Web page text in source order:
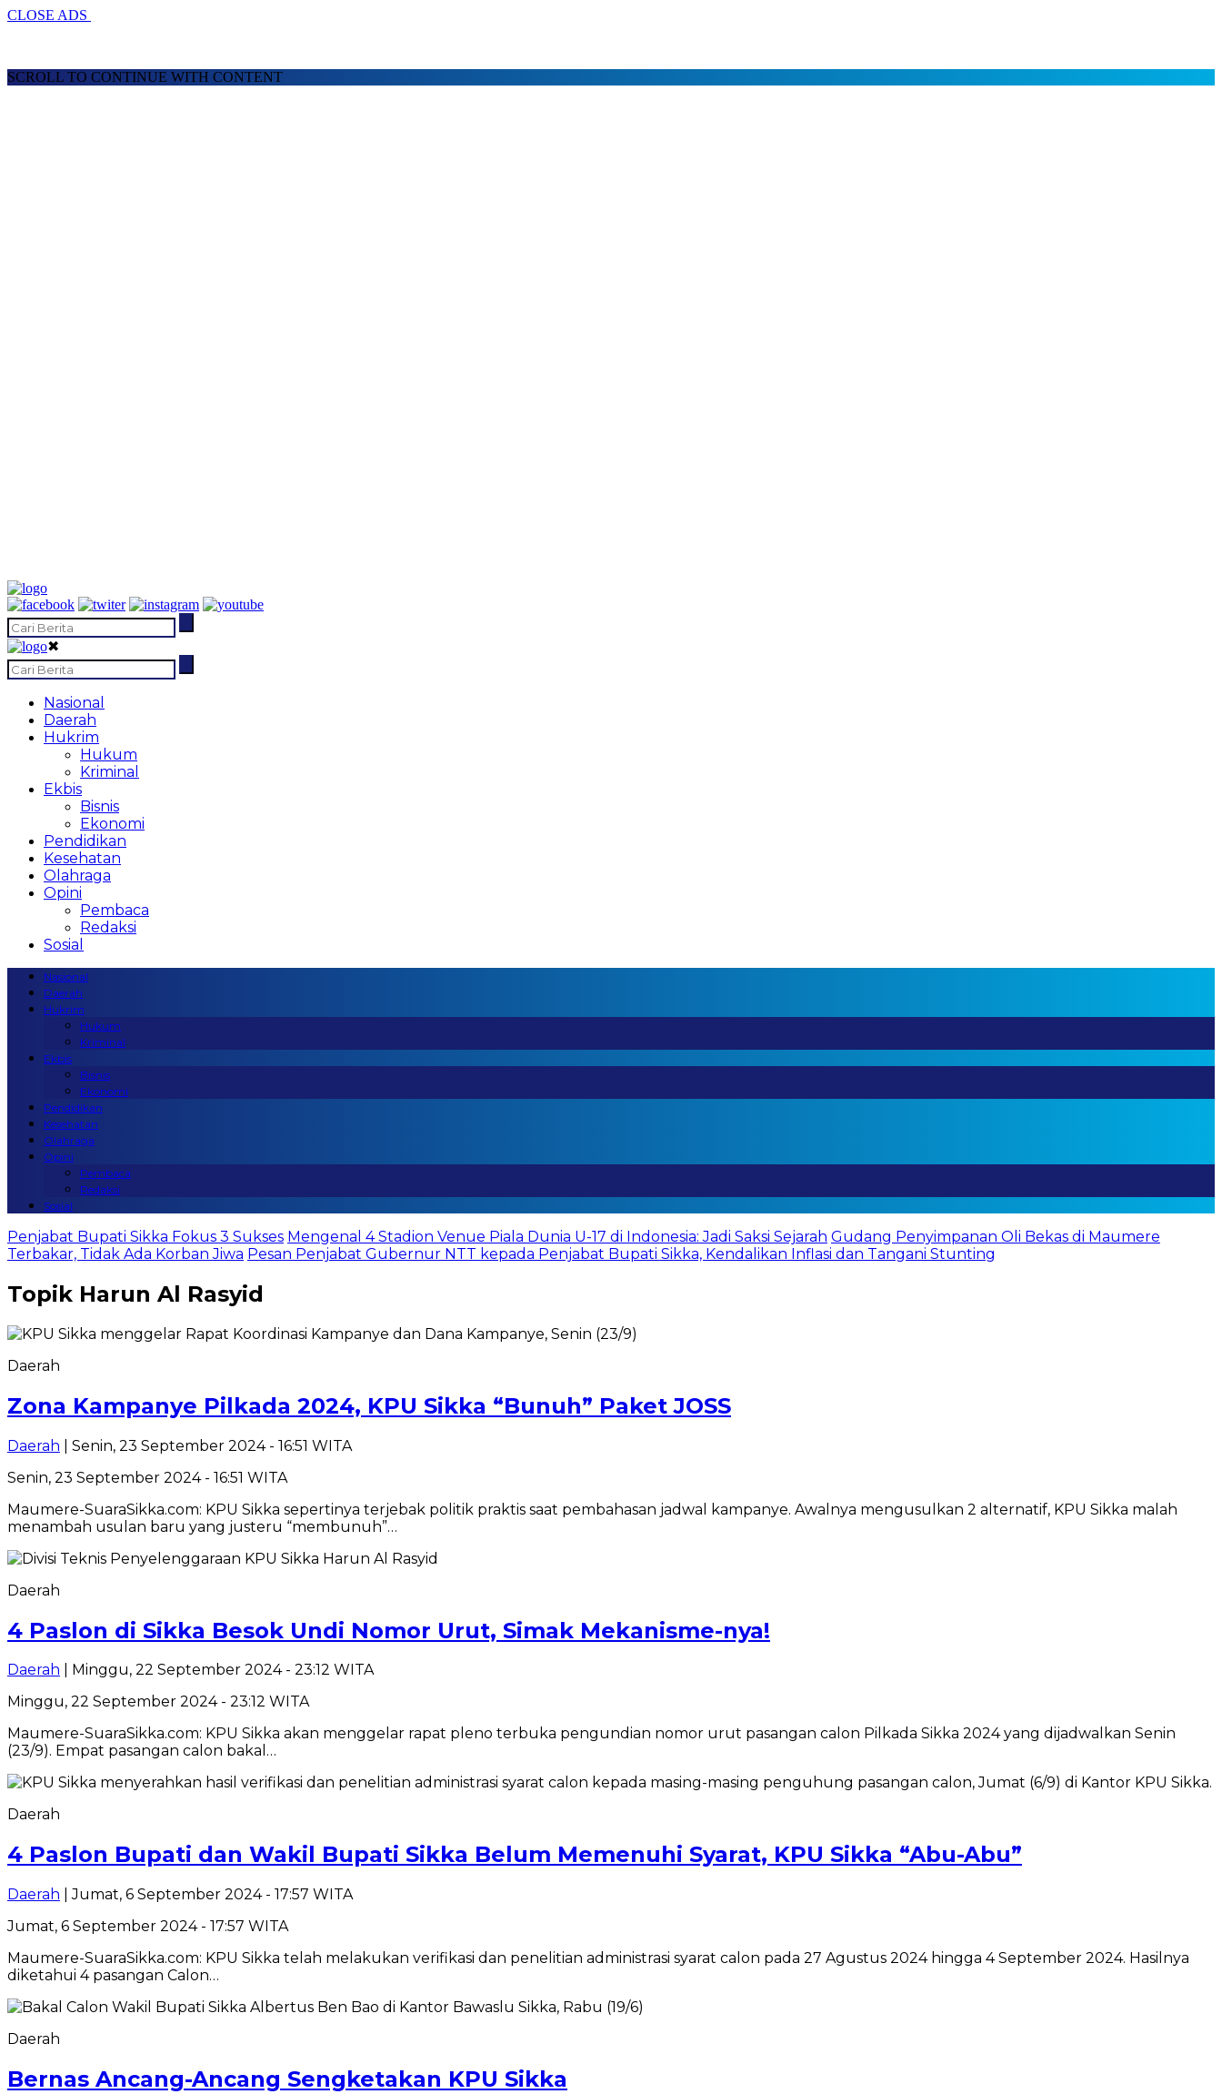
CLOSE ADS
SCROLL TO CONTINUE WITH CONTENT
✖
Nasional
Daerah
Hukrim
Hukum
Kriminal
Ekbis
Bisnis
Ekonomi
Pendidikan
Kesehatan
Olahraga
Opini
Pembaca
Redaksi
Sosial
Nasional
Daerah
Hukrim
Hukum
Kriminal
Ekbis
Bisnis
Ekonomi
Pendidikan
Kesehatan
Olahraga
Opini
Pembaca
Redaksi
Sosial
Penjabat Bupati Sikka Fokus 3 Sukses Mengenal 4 Stadion Venue Piala Dunia U-17 di Indonesia: Jadi Saksi Sejarah Gudang Penyimpanan Oli Bekas di Maumere
Terbakar, Tidak Ada Korban Jiwa Pesan Penjabat Gubernur NTT kepada Penjabat Bupati Sikka, Kendalikan Inflasi dan Tangani Stunting
Topik Harun Al Rasyid
Daerah
Zona Kampanye Pilkada 2024, KPU Sikka “Bunuh” Paket JOSS
Daerah | Senin, 23 September 2024 - 16:51 WITA
Senin, 23 September 2024 - 16:51 WITA
Maumere-SuaraSikka.com: KPU Sikka sepertinya terjebak politik praktis saat pembahasan jadwal kampanye. Awalnya mengusulkan 2 alternatif, KPU Sikka malah
menambah usulan baru yang justeru “membunuh”…
Daerah
4 Paslon di Sikka Besok Undi Nomor Urut, Simak Mekanisme-nya!
Daerah | Minggu, 22 September 2024 - 23:12 WITA
Minggu, 22 September 2024 - 23:12 WITA
Maumere-SuaraSikka.com: KPU Sikka akan menggelar rapat pleno terbuka pengundian nomor urut pasangan calon Pilkada Sikka 2024 yang dijadwalkan Senin
(23/9). Empat pasangan calon bakal…
Daerah
4 Paslon Bupati dan Wakil Bupati Sikka Belum Memenuhi Syarat, KPU Sikka “Abu-Abu”
Daerah | Jumat, 6 September 2024 - 17:57 WITA
Jumat, 6 September 2024 - 17:57 WITA
Maumere-SuaraSikka.com: KPU Sikka telah melakukan verifikasi dan penelitian administrasi syarat calon pada 27 Agustus 2024 hingga 4 September 2024. Hasilnya
diketahui 4 pasangan Calon…
Daerah
Bernas Ancang-Ancang Sengketakan KPU Sikka